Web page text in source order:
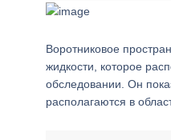
Воротниковое
жидкости, которое
обследовании. Он
располагаются в